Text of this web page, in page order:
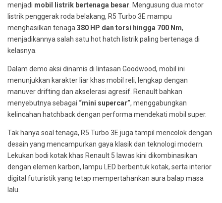
menjadi mobil listrik bertenaga besar . Mengusung dua motor
listrik penggerak roda belakang, R5 Turbo 3E mampu
menghasilkan tenaga 380 HP dan torsi hingga 700 Nm,
menjadikannya salah satu hot hatch listrik paling bertenaga di
kelasnya.
Dalam demo aksi dinamis di lintasan Goodwood, mobil ini
menunjukkan karakter liar khas mobil reli, lengkap dengan
manuver drifting dan akselerasi agresif. Renault bahkan
menyebutnya sebagai “mini supercar”, menggabungkan
kelincahan hatchback dengan performa mendekati mobil super.
Tak hanya soal tenaga, R5 Turbo 3E juga tampil mencolok dengan
desain yang mencampurkan gaya klasik dan teknologi modern.
Lekukan bodi kotak khas Renault 5 lawas kini dikombinasikan
dengan elemen karbon, lampu LED berbentuk kotak, serta interior
digital futuristik yang tetap mempertahankan aura balap masa
lalu.